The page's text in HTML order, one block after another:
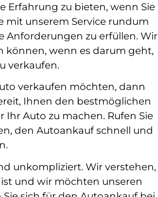
Erfahrung zu bieten, wenn Sie
mit unserem Service rundum
Anforderungen zu erfüllen. Wir
können, wenn es darum geht,
verkaufen.
verkaufen möchten, dann
Ihnen den bestmöglichen
Auto zu machen. Rufen Sie
den Autoankauf schnell und
unkompliziert. Wir verstehen,
und wir möchten unseren